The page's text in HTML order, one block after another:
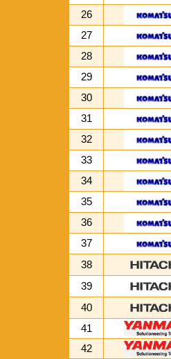
26
27
28
29
30
31
32
33
34
35
36
37
38
39
40
41
42